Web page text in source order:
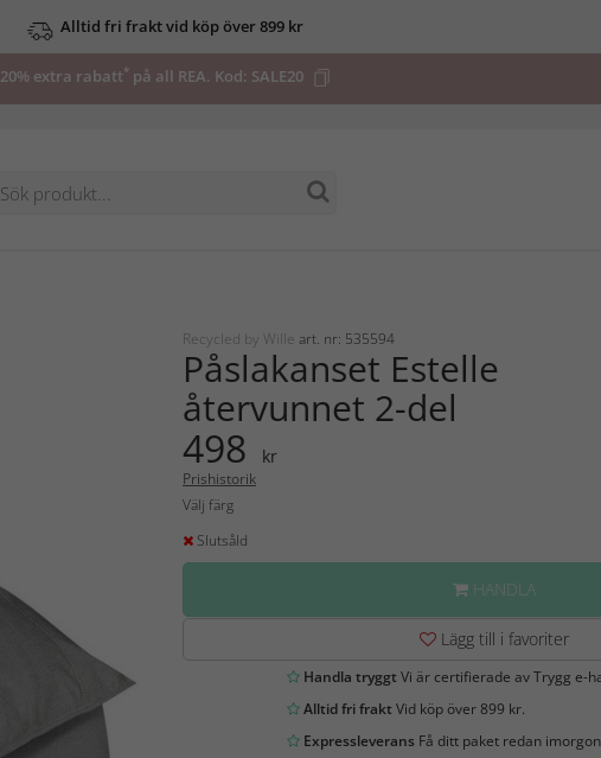
Alltid fri frakt vid köp över 899 kr
20% extra rabatt*på all REA. Kod: SALE20
Recycled by Wille art. nr: 535594
Påslakanset Estelle
återvunnet 2-del
498 kr
Prishistorik
Välj färg
Slutsåld
HANDLA
Lägg till i favoriter
Handla tryggtVi är certifierade av Trygg e-
Alltid fri fraktVid köp över 899 kr.
ExpressleveransFå ditt paket redan